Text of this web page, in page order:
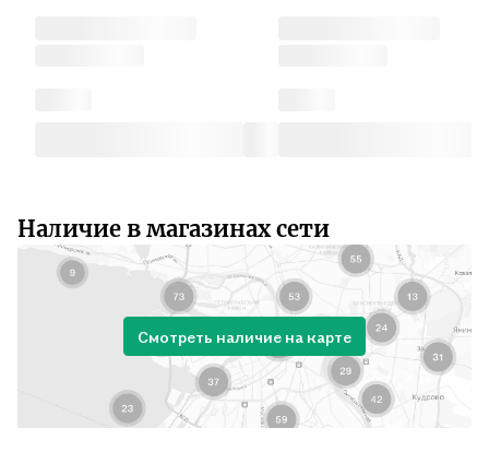
Наличие в магазинах сети
Смотреть наличие на карте